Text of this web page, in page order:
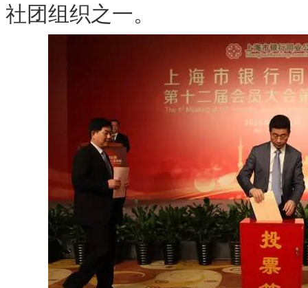
社团组织之一。